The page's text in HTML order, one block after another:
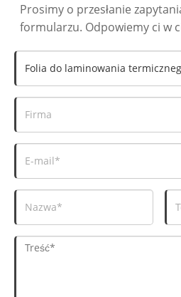
Prosimy o przesłanie
formularzu. Odpowiemy ci w